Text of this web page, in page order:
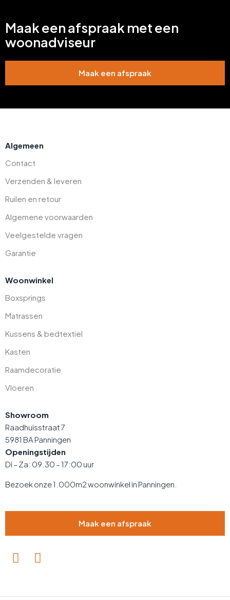
Maak een afspraak met een
woonadviseur
Maak een afspraak
Algemeen
Contact
Verzenden & leveren
Ruilen en retour
Algemene voorwaarden
Veelgestelde vragen
Garantie
Woonwinkel
Boxsprings
Matrassen
Kussens & bedtextiel
Kasten
Raamdecoratie
Vloeren
Showroom
Raadhuisstraat 7
5981 BA Panningen
Openingstijden
Di – Za: 09.30 – 17:00 uur
Bezoek onze 1.000m2 woonwinkel in Panningen.
Maak een afspraak